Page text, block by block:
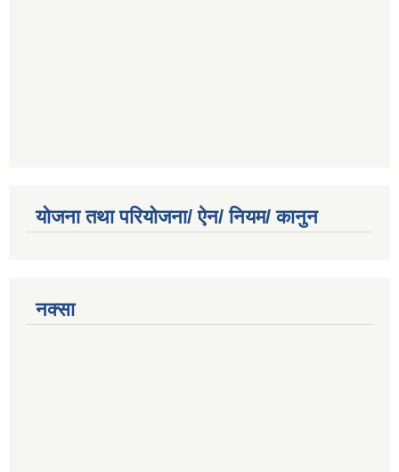
योजना तथा परियोजना/ ऐन/ नियम/ कानुन
नक्सा